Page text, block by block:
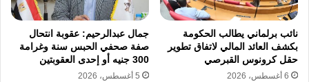
في تنشئة أجيال قادرة على تحقيق آمال الوطن
في التنمية وصناعة مستقبل أكثر ازدهارًا.
نائب برلماني يطالب الحكومة
بكشف العائد المالي لاتفاق تطوير
حقل كرونوس القبرصي
6 أغسطس، 2026
جمال عبدالرحيم: عقوبة انتحال
صفة صحفي الحبس سنة وغرامة
300 جنيه أو إحدى العقوبتين
5 أغسطس، 2026